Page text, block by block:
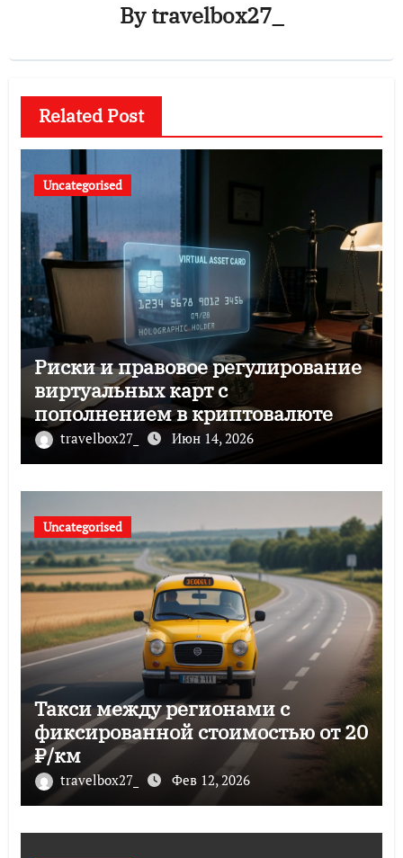
Bytravelbox27_
Related Post
Uncategorised
Риски и правовое регулирование
виртуальных карт с
пополнением в криптовалюте
travelbox27_ Июн 14, 2026
Uncategorised
Такси между регионами с
фиксированной стоимостью от 20
₽/км
travelbox27_ Фев 12, 2026